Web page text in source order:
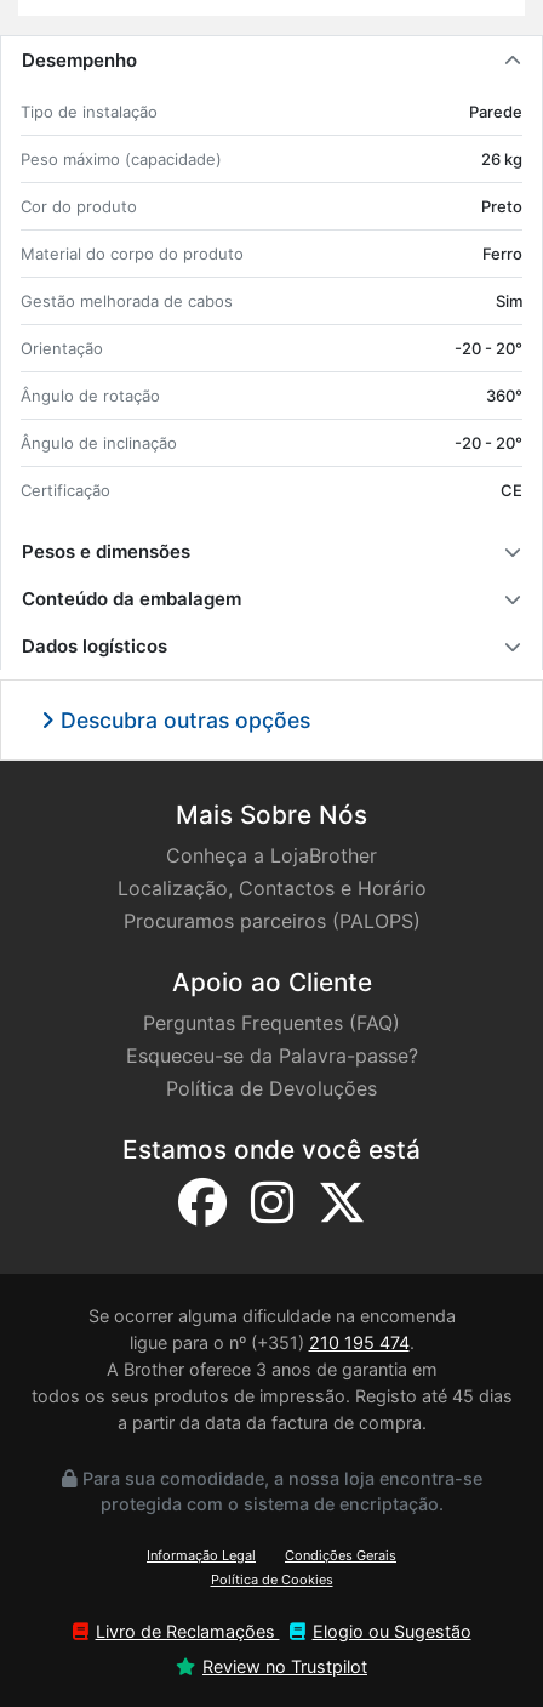
Desempenho
Tipo de ins­ta­lação Pa­rede
Peso má­ximo (ca­pa­ci­dade) 26 kg
Cor do pro­duto Preto
Ma­te­rial do corpo do pro­duto Ferro
Gestão me­lho­rada de cabos Sim
Ori­en­tação -20 - 20°
Ân­gulo de ro­tação 360°
Ân­gulo de in­cli­nação -20 - 20°
Cer­ti­fi­cação CE
Pesos e dimensões
Conteúdo da embalagem
Dados logísticos
Descubra outras opções
Mais Sobre Nós
Conheça a LojaBrother
Localização, Contactos e Horário
Procuramos parceiros (PALOPS)
Apoio ao Cliente
Perguntas Frequentes (FAQ)
Esqueceu-se da Palavra-passe?
Política de Devoluções
Estamos onde você está
Se ocorrer alguma dificuldade na encomenda
ligue para o nº (+351) 210 195 474.
A Brother oferece 3 anos de garantia em
todos os seus produtos de impressão. Registo até 45 dias
a partir da data da factura de compra.
Para sua comodidade, a nossa loja encontra-se
protegida com o sistema de encriptação.
Informação Legal
Condições Gerais
Política de Cookies
Livro de Reclamações
Elogio ou Sugestão
Review no Trustpilot